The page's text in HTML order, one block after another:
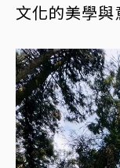
文化的美學與